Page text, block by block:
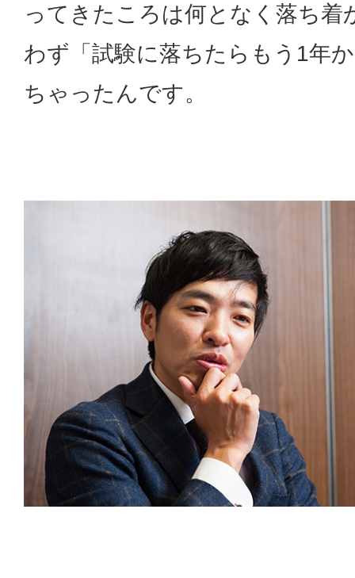
ってきたころは何となく落ち着
わず「試験に落ちたらもう1年
ちゃったんです。